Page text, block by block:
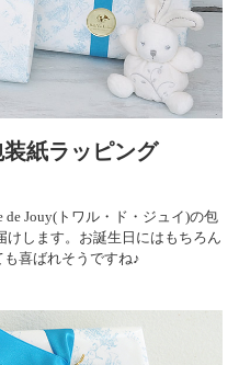
紙ラッピング
Jouy(トワル・ド・ジュイ)の包
します。お誕生日にはもちろん
喜ばれそうですね♪